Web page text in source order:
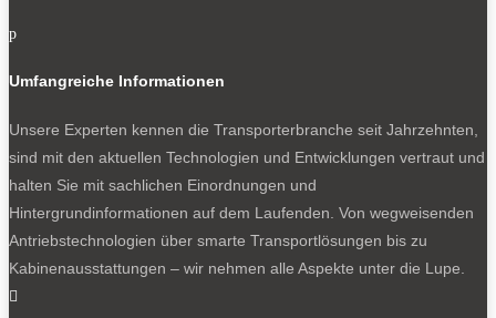
p
Umfangreiche Informationen
Unsere Experten kennen die Transporterbranche seit Jahrzehnten,
sind mit den aktuellen Technologien und Entwicklungen vertraut und
halten Sie mit sachlichen Einordnungen und
Hintergrundinformationen auf dem Laufenden. Von wegweisenden
Antriebstechnologien über smarte Transportlösungen bis zu
Kabinenausstattungen – wir nehmen alle Aspekte unter die Lupe.
